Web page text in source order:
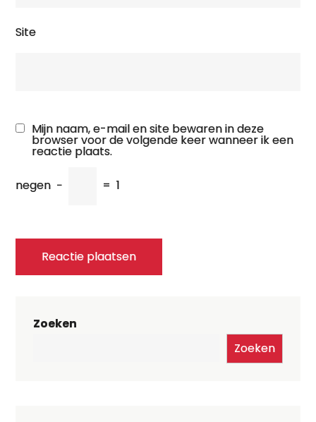
Site
Mijn naam, e-mail en site bewaren in deze
browser voor de volgende keer wanneer ik een
reactie plaats.
negen − = 1
Zoeken
Zoeken